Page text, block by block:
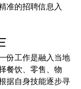
准的招聘信息入
份工作是融入当地
餐饮、零售、物
据自身技能逐步寻